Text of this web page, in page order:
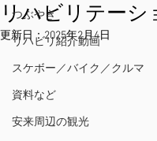
つぶやき
リハビリ紹介動画
スケボー／バイク／クルマ
資料など
安来周辺の観光
リハビリテーシ
更新日：2025年2月4日